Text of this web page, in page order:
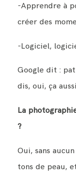
-Apprendre à
créer des
-Logiciel,
Google dit :
dis, oui, ça
La
?
Oui, sans
tons de peau,